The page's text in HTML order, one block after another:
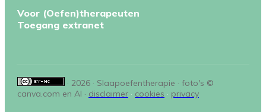
Voor (Oefen)therapeuten
Toegang extranet
· 2026 · Slaapoefentherapie · foto's ©
canva.com en AI · disclaimer · cookies · privacy